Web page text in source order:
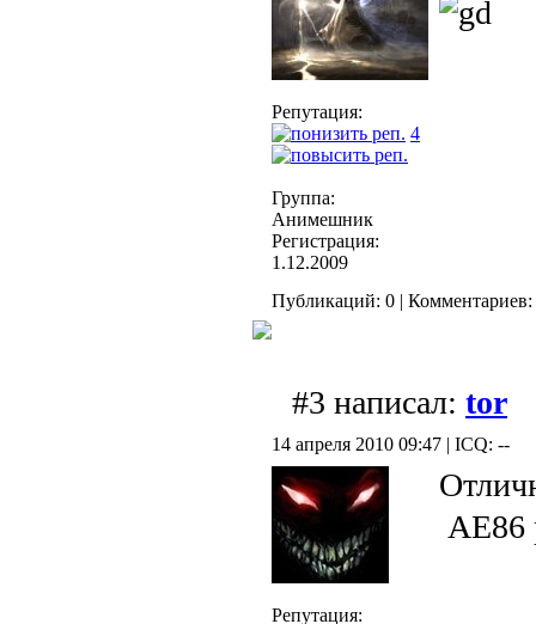
Репутация:
4
Группа:
Анимешник
Регистрация:
1.12.2009
Публикаций: 0 | Комментариев:
#3 написал: tor
14 апреля 2010 09:47 | ICQ: --
Репутация:
АЕ86